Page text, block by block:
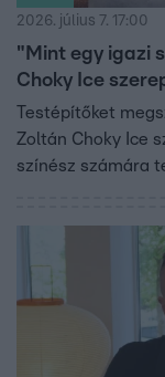
2026. július 7. 17:00
"Mint egy igazi
Choky Ice
Testépítőket
Zoltán Choky Ice
színész számára